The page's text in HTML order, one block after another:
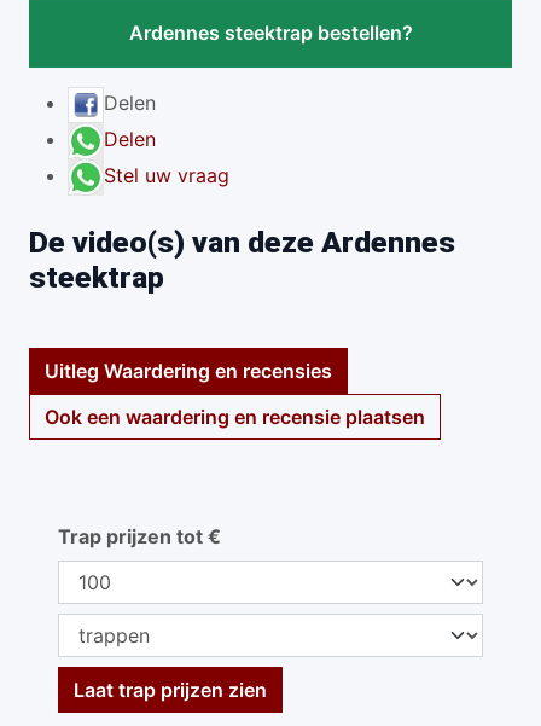
Ardennes steektrap bestellen?
Delen
Delen
Stel uw vraag
De video(s) van deze Ardennes
steektrap
Uitleg Waardering en recensies
Ook een waardering en recensie plaatsen
Trap prijzen tot €
Laat trap prijzen zien